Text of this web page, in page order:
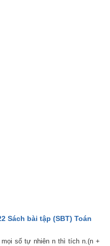
Sách bài tập (SBT) Toán
số tự nhiên n thì tích n.(n +